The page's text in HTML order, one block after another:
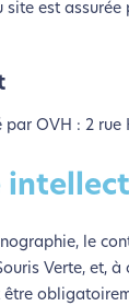
Si
le
site est assurée
par OVH : 2 rue
le
Verte, et,